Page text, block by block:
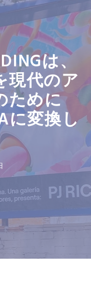
は、
現代のア
ために
に変換し